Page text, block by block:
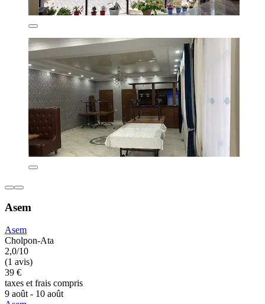
Asem
Asem
Cholpon-Ata
2,0/10
(1 avis)
39 €
taxes et frais compris
9 août - 10 août